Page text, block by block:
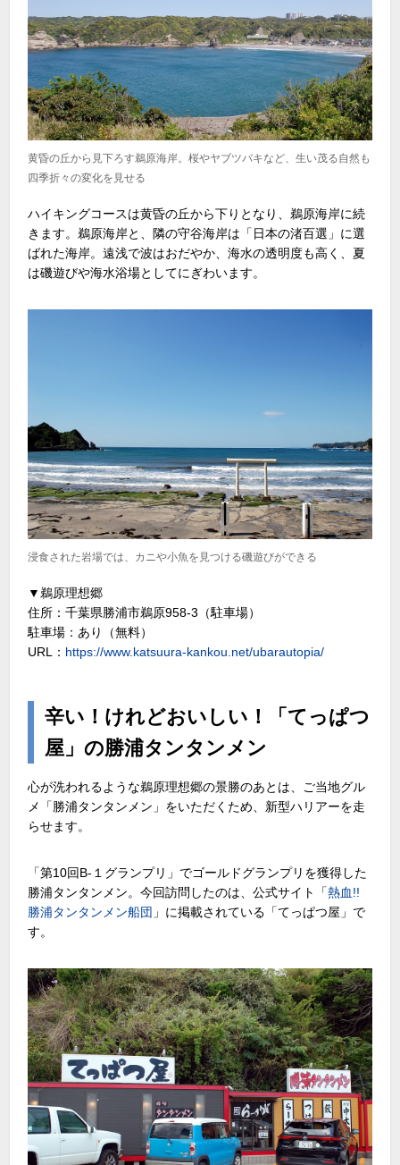
黄昏の丘から見下ろす鵜原海岸。桜やヤブツバキなど、生い茂る自然も
四季折々の変化を見せる
ハイキングコースは黄昏の丘から下りとなり、鵜原海岸に続
きます。鵜原海岸と、隣の守谷海岸は「日本の渚百選」に選
ばれた海岸。遠浅で波はおだやか、海水の透明度も高く、夏
は磯遊びや海水浴場としてにぎわいます。
浸食された岩場では、カニや小魚を見つける磯遊びができる
▼鵜原理想郷
住所：千葉県勝浦市鵜原958-3（駐車場）
駐車場：あり（無料）
URL： https://www.katsuura-kankou.net/ubarautopia/
辛い！けれどおいしい！「てっぱつ
屋」の勝浦タンタンメン
心が洗われるような鵜原理想郷の景勝のあとは、ご当地グル
メ「勝浦タンタンメン」をいただくため、新型ハリアーを走
らせます。
「第10回B-１グランプリ」でゴールドグランプリを獲得した
勝浦タンタンメン。今回訪問したのは、公式サイト「熱血!!
勝浦タンタンメン船団 」に掲載されている「てっぱつ屋」で
す。